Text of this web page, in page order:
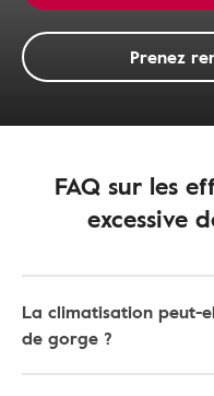
Prenez
FAQ sur les
excessive
La climatisation peut-
de gorge ?